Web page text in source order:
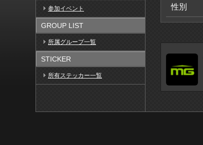
参加イベント
GROUP LIST
所属グループ一覧
STICKER
所有ステッカー一覧
性別